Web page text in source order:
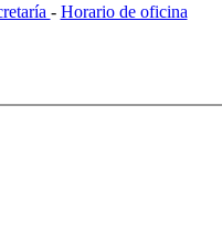
- Horario de oficina